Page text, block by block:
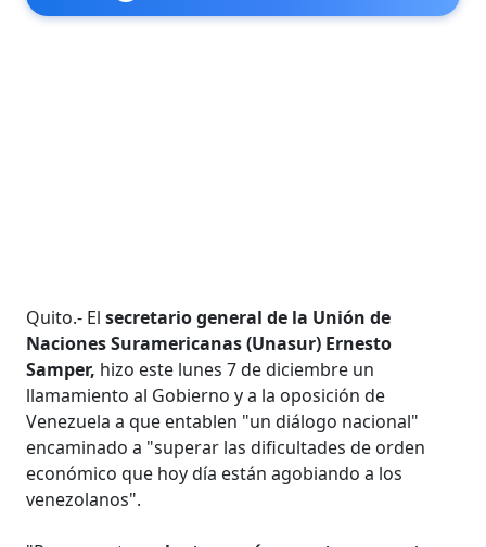
Quito.- Elsecretario general de la Unión de
Naciones Suramericanas (Unasur) Ernesto
Samper, hizo este lunes 7 de diciembre un
llamamiento al Gobierno y a la oposición de
Venezuela a que entablen "un diálogo nacional"
encaminado a "superar las dificultades de orden
económico que hoy día están agobiando a los
venezolanos".